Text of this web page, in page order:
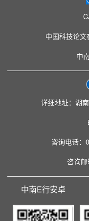
中国科技论文
中
详细地址：湖
咨询电话：
咨询
中南E行安卓